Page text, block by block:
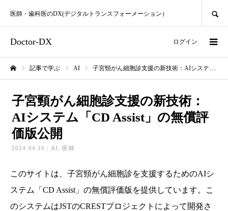
Doctor-DX
医師・歯科医のDX(デジタルトランスフォーメーション）
ログイン
記事で学ぶ AI 子宮頸がん細胞診支援の新技術：AIシステム「CD Assist」の無償評価版公開
子宮頸がん細胞診支援の新技術：
AIシステム「CD Assist」の無償評
価版公開
2024.04.16 AI 医師
このサイトは、子宮頸がん細胞診を支援するためのAIシ
ステム「CD Assist」の無償評価版を提供しています。こ
のシステムはJSTのCRESTプロジェクトによって開発さ